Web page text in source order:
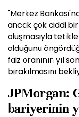
"Merkez
ancak çok ciddi bir
oluşmasıyla
olduğunu
faiz oranının yıl
bırakılmasını
JPMorgan:
bariyerinin